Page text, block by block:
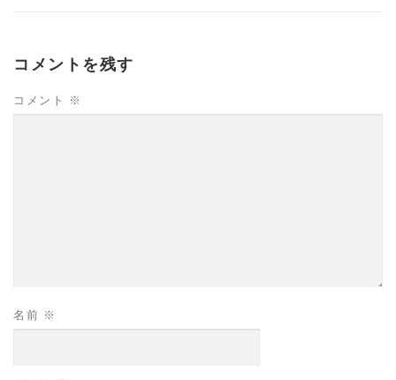
コメントを残す
コメント ※
名前 ※